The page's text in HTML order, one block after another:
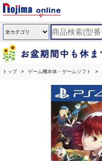
トップ ゲーム機本体・ゲームソフト